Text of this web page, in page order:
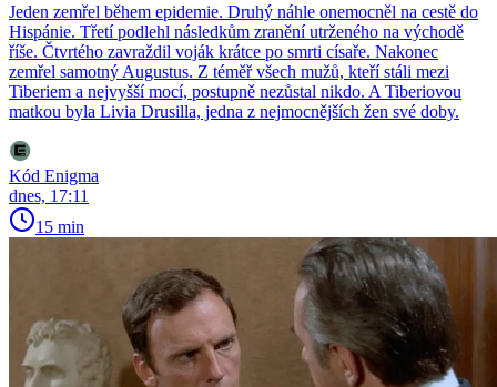
Jeden zemřel během epidemie. Druhý náhle onemocněl na cestě do
Hispánie. Třetí podlehl následkům zranění utrženého na východě
říše. Čtvrtého zavraždil voják krátce po smrti císaře. Nakonec
zemřel samotný Augustus. Z téměř všech mužů, kteří stáli mezi
Tiberiem a nejvyšší mocí, postupně nezůstal nikdo. A Tiberiovou
matkou byla Livia Drusilla, jedna z nejmocnějších žen své doby.
Kód Enigma
dnes, 17:11
15 min